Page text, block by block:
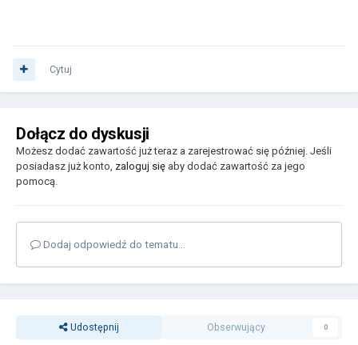
Cytuj
Dołącz do dyskusji
Możesz dodać zawartość już teraz a zarejestrować się później. Jeśli
posiadasz już konto, zaloguj się aby dodać zawartość za jego
pomocą.
Dodaj odpowiedź do tematu...
Udostępnij Obserwujący 0